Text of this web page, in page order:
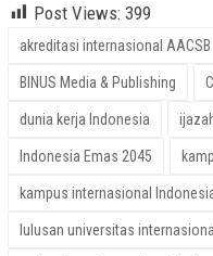
Post Views: 399
akreditasi internasional AACSB
BINUS Media & Publishing
dunia kerja Indonesia
Indonesia Emas 2045
kampus internasional
lulusan universitas